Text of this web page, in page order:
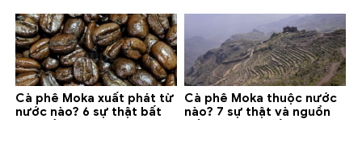
Cà phê Moka xuất phát từ
nước nào? 6 sự thật bất
Cà phê Moka thuộc nước
nào? 7 sự thật và nguồn